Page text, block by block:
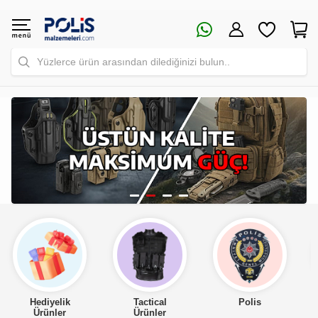
Yüzlerce ürün arasından dilediğinizi bulun..
Tactical
Ürünler
Polis Asker